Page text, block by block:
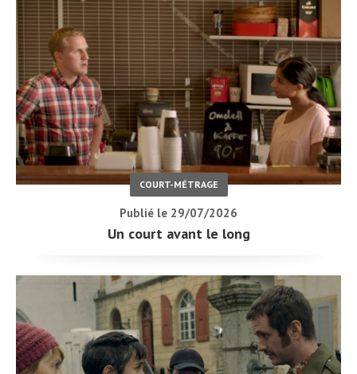
COURT-MÉTRAGE
Publié le 29/07/2026
Un court avant le long